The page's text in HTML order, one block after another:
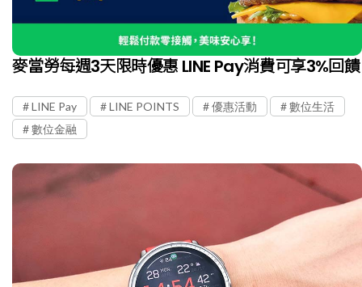
麥當勞每週3天限時優惠 LINE Pay消費可享3%回饋
LINE Pay LINE POINTS 優惠活動
數位生活
數位金融